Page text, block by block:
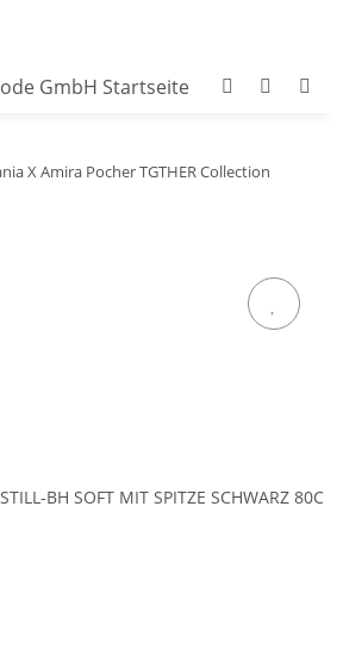
X Amira Pocher TGTHER Collection